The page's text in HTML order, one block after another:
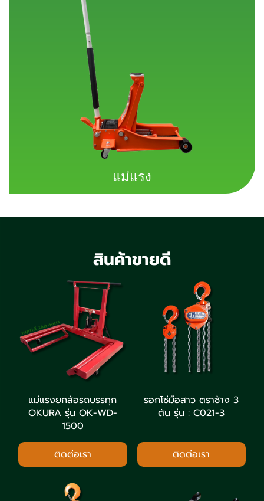
แม่แรง
สินค้าขายดี
แม่แรงยกล้อรถบรรทุก
OKURA รุ่น OK-WD-
1500
ติดต่อเรา
รอกโซ่มือสาว ตราช้าง 3
ตัน รุ่น : C021-3
ติดต่อเรา